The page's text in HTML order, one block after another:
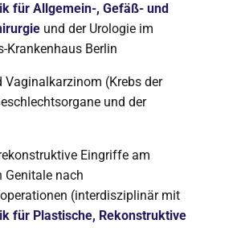
für Allgemein-, Gefäß- und
und der Urologie im
Krankenhaus Berlin
Vaginalkarzinom (Krebs der
und der
Eingriffe am
Genitale nach
(interdisziplinär mit
für Plastische, Rekonstruktive